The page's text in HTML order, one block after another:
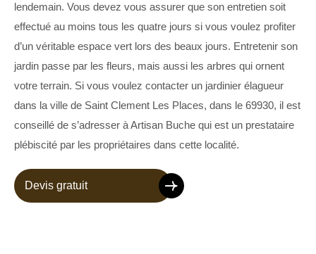
lendemain. Vous devez vous assurer que son entretien soit
effectué au moins tous les quatre jours si vous voulez profiter
d’un véritable espace vert lors des beaux jours. Entretenir son
jardin passe par les fleurs, mais aussi les arbres qui ornent
votre terrain. Si vous voulez contacter un jardinier élagueur
dans la ville de Saint Clement Les Places, dans le 69930, il est
conseillé de s’adresser à Artisan Buche qui est un prestataire
plébiscité par les propriétaires dans cette localité.
Devis gratuit